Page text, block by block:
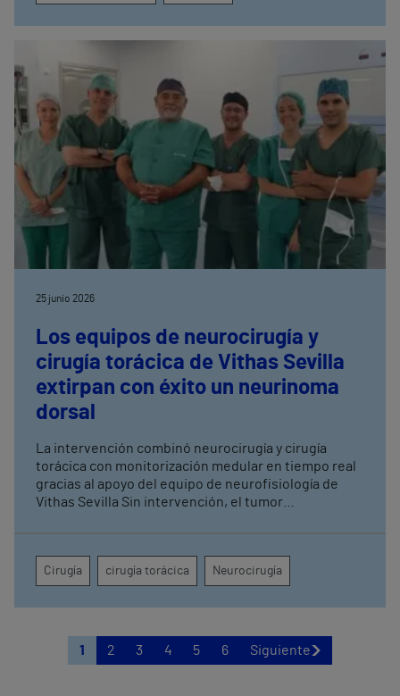
25 junio 2026
Los equipos de neurocirugía y
cirugía torácica de Vithas Sevilla
extirpan con éxito un neurinoma
dorsal
La intervención combinó neurocirugía y cirugía
torácica con monitorización medular en tiempo real
gracias al apoyo del equipo de neurofisiología de
Vithas Sevilla Sin intervención, el tumor
cadera hasta la región perianal
Cirugía cirugía torácica Neurocirugía
1 2 3 4 5 6 Siguiente